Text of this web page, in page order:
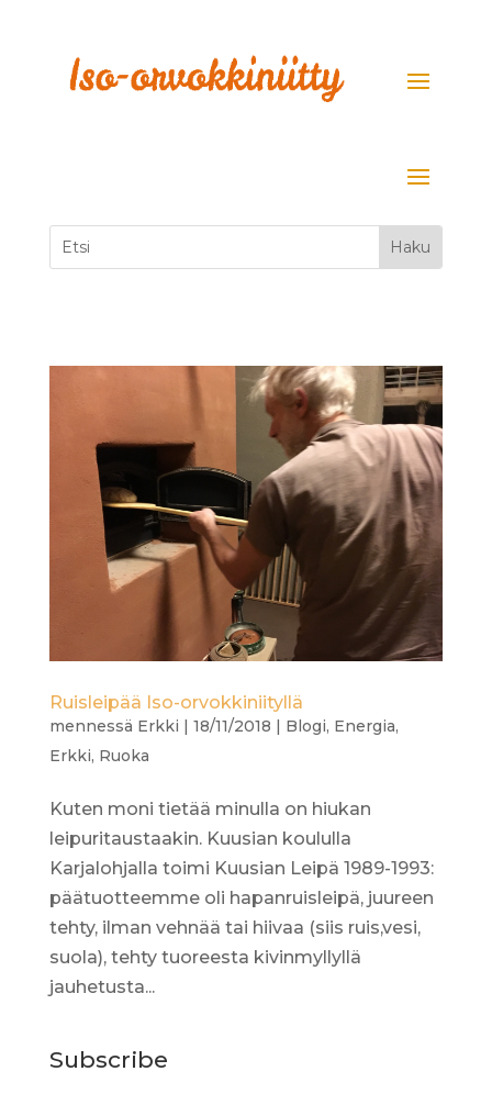
Ruisleipää Iso-orvokkiniityllä
mennessä Erkki | 18/11/2018 | Blogi, Energia,
Erkki, Ruoka
Kuten moni tietää minulla on hiukan
leipuritaustaakin. Kuusian koululla
Karjalohjalla toimi Kuusian Leipä 1989-1993:
päätuotteemme oli hapanruisleipä, juureen
tehty, ilman vehnää tai hiivaa (siis ruis,vesi,
suola), tehty tuoreesta kivinmyllyllä
jauhetusta...
Subscribe